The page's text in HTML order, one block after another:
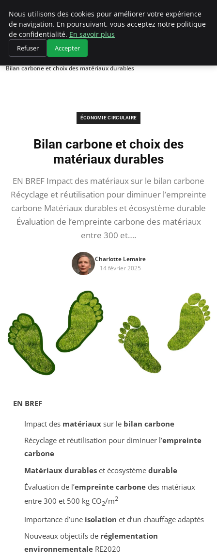
Climategatecountryclub.com
Accueil
Économie circulaire
Bilan carbone et choix des matériaux durables
ÉCONOMIE CIRCULAIRE
Bilan carbone et choix des
matériaux durables
EN BREF Impact des matériaux sur le bilan carbone
Récyclage et réutilisation pour diminuer l’empreinte
carbone Matériaux durables et écosystème durable
Évaluation de l’empreinte carbone des matériaux
entre 300 et….
Charlotte Lemaire
14 février 2025
EN BREF
Impact des matériauxsur le bilan carbone
Récyclage et réutilisation pour diminuer l’empreinte
carbone
Matériaux durableset écosystème durable
Évaluation de l’empreinte carbonedes matériaux
entre 300 et 500 kg CO2/m2
Importance d’une isolation et d’un chauffage adaptés
Nouveaux objectifs de réglementation
environnementaleRE2020
Nous utilisons des cookies pour améliorer votre expérience
de navigation. En poursuivant, vous acceptez notre politique
de confidentialité. En savoir plus
Refuser Accepter